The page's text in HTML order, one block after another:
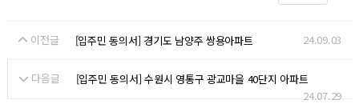
이전글 [입주민 동의서] 경기도 남양주 쌍용아파트 24.09.03
다음글
[입주민 동의서] 수원시 영통구 광교마을 40단지 아파트
24.07.29